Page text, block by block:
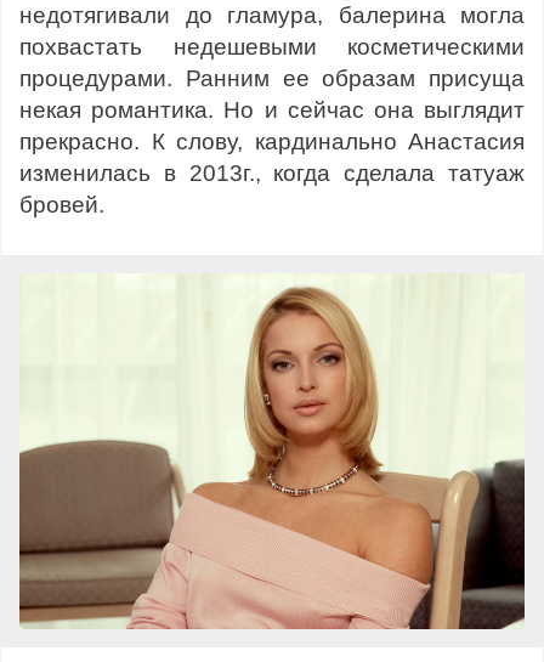
недотягивали до гламура, балерина могла
похвастать недешевыми косметическими
процедурами. Ранним ее образам присуща
некая романтика. Но и сейчас она выглядит
прекрасно. К слову, кардинально Анастасия
изменилась в 2013г., когда сделала татуаж
бровей.